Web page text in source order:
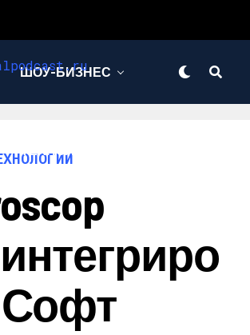
ШОУ-БИЗНЕС
ТЕХНОЛОГИИ